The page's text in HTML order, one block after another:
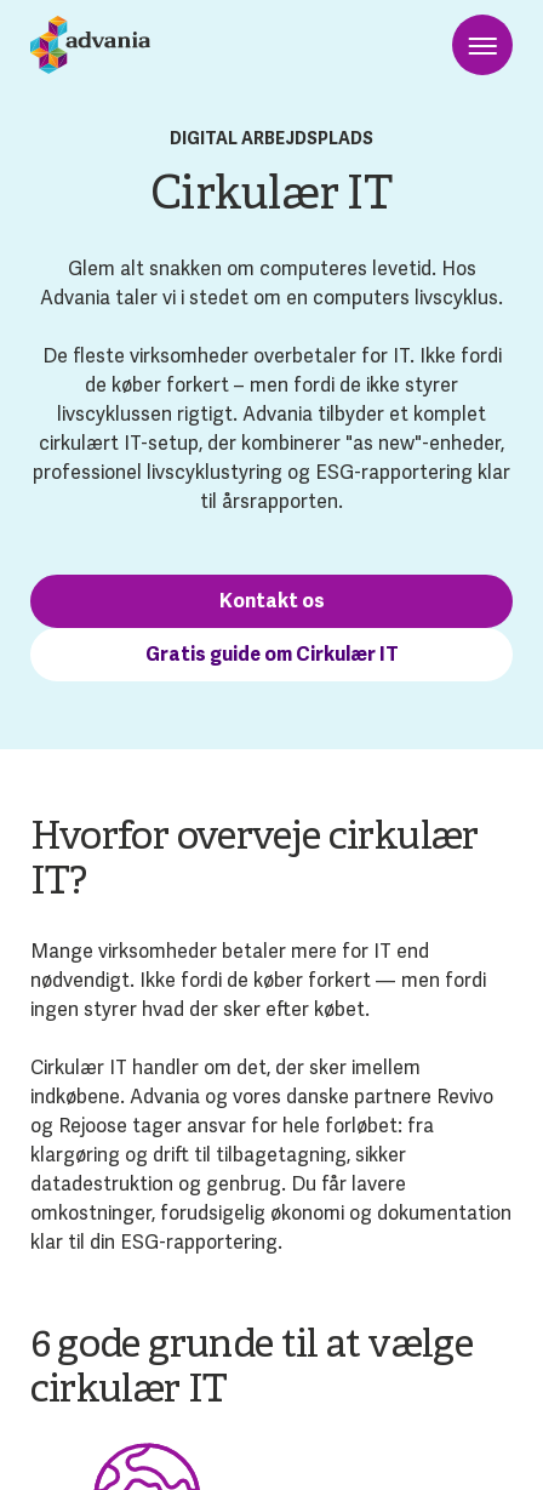
DIGITAL ARBEJDSPLADS
Cirkulær IT
Glem alt snakken om computeres levetid. Hos
Advania taler vi i stedet om en computers livscyklus.
De fleste virksomheder overbetaler for IT. Ikke fordi
de køber forkert – men fordi de ikke styrer
livscyklussen rigtigt. Advania tilbyder et komplet
cirkulært IT-setup, der kombinerer "as new"-enheder,
professionel livscyklustyring og ESG-rapportering klar
til årsrapporten.
Kontakt os
Gratis guide om Cirkulær IT
Hvorfor overveje cirkulær
IT?
Mange virksomheder betaler mere for IT end
nødvendigt. Ikke fordi de køber forkert — men fordi
ingen styrer hvad der sker efter købet.
Cirkulær IT handler om det, der sker imellem
indkøbene. Advania og vores danske partnere Revivo
og Rejoose tager ansvar for hele forløbet: fra
klargøring og drift til tilbagetagning, sikker
datadestruktion og genbrug. Du får lavere
omkostninger, forudsigelig økonomi og dokumentation
klar til din ESG-rapportering.
6 gode grunde til at vælge
cirkulær IT